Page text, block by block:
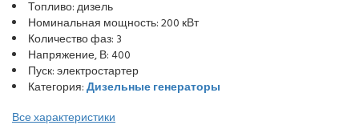
Топливо: дизель
Номинальная мощность: 200 кВт
Количество фаз: 3
Напряжение, В: 400
Пуск: электростартер
Категория:Дизельные генераторы
Все характеристики